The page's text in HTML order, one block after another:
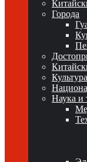
Города
Наука и